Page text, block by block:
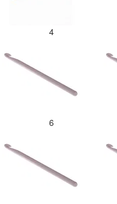
4
6